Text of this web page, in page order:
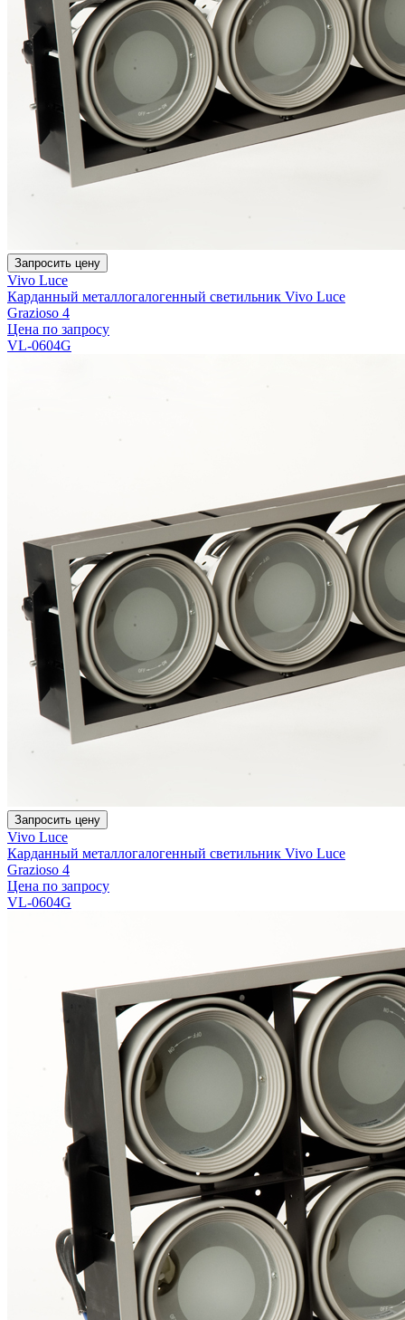
Запросить цену
Vivo Luce
Карданный металлогалогенный светильник Vivo Luce
Grazioso 4
Цена по запросу
VL-0604G
Запросить цену
Vivo Luce
Карданный металлогалогенный светильник Vivo Luce
Grazioso 4
Цена по запросу
VL-0604G